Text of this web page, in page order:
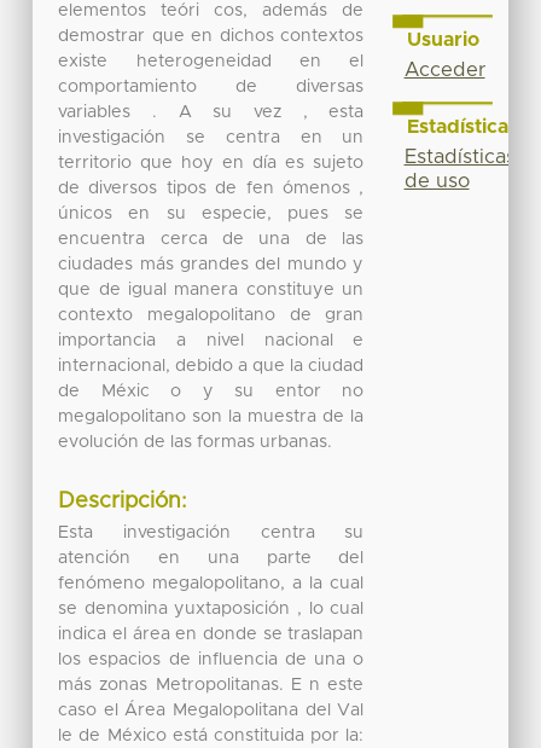
elementos teóri cos, además de
demostrar que en dichos contextos
existe heterogeneidad en el
comportamiento de diversas
variables . A su vez , esta
investigación se centra en un
territorio que hoy en día es sujeto
de diversos tipos de fen ómenos ,
únicos en su especie, pues se
encuentra cerca de una de las
ciudades más grandes del mundo y
que de igual manera constituye un
contexto megalopolitano de gran
importancia a nivel nacional e
internacional, debido a que la ciudad
de Méxic o y su entor no
megalopolitano son la muestra de la
evolución de las formas urbanas.
Descripción:
Esta investigación centra su
atención en una parte del
fenómeno megalopolitano, a la cual
se denomina yuxtaposición , lo cual
indica el área en donde se traslapan
los espacios de influencia de una o
más zonas Metropolitanas. E n este
caso el Área Megalopolitana del Val
le de México está constituida por la:
Usuario
Acceder
Estadísticas
Estadísticas
de uso